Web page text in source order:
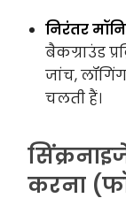
निरंतर
बैकग्राउंड
जांच,
चलती हैं।
करना